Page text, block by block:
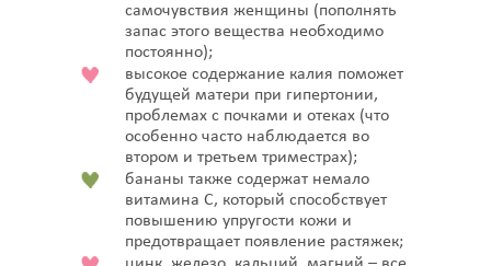
самочувствия женщины (пополнять
запас этого вещества необходимо
постоянно);
высокое содержание калия поможет
будущей матери при гипертонии,
проблемах с почками и отеках (что
особенно часто наблюдается во
втором и третьем триместрах);
бананы также содержат немало
витамина С, который способствует
повышению упругости кожи и
предотвращает появление растяжек;